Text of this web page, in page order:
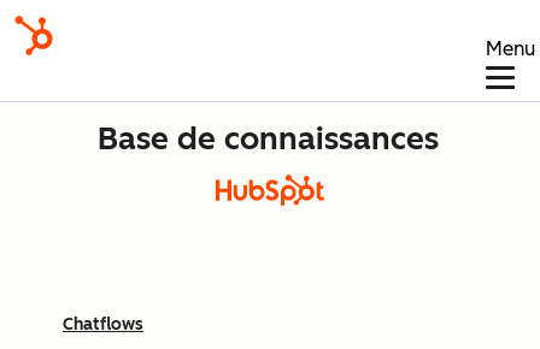
Menu
Base de connaissances
Chatflows